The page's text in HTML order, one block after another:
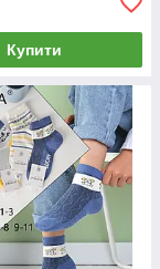
Купити